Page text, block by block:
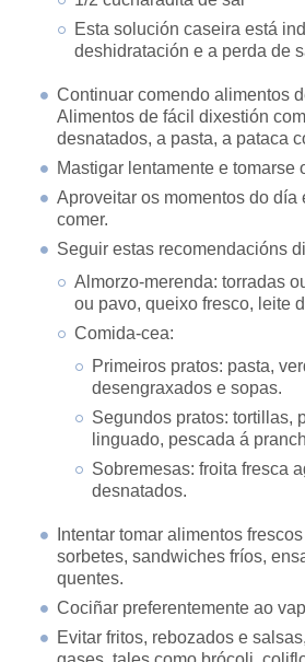
Esta solución caseira está
deshidratación e a perda de
Continuar comendo alimentos
Alimentos de fácil dixestión
desnatados, a pasta, a pataca
Mastigar lentamente e tomarse
Aproveitar os momentos do
comer.
Seguir estas recomendacións
Almorzo-merenda: torradas
ou pavo, queixo fresco, leite
Comida-cea:
Primeiros pratos: pasta,
desengraxados e sopas.
Segundos pratos: tortillas,
linguado, pescada á
Sobremesas: froita fresca
desnatados.
Intentar tomar alimentos
sorbetes, sandwiches fríos,
quentes.
Cociñar preferentemente ao
Evitar fritos, rebozados e